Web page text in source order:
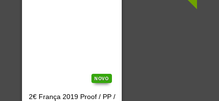
NOVO
2€ França 2019 Proof / PP /